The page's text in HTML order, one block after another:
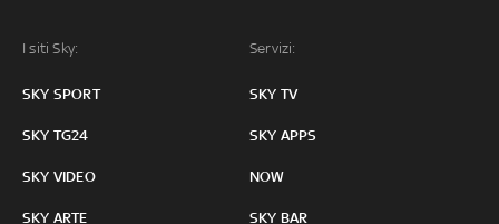
I siti Sky:
SKY SPORT
SKY TG24
SKY VIDEO
SKY ARTE
Servizi:
SKY TV
SKY APPS
NOW
SKY BAR